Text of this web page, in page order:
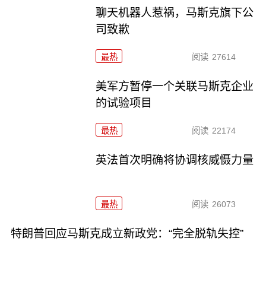
聊天机器人惹祸，马斯克旗下公
司致歉
最热 阅读 27614
美军方暂停一个关联马斯克企业
的试验项目
最热 阅读 22174
英法首次明确将协调核威慑力量
最热 阅读 26073
特朗普回应马斯克成立新政党：“完全脱轨失控”